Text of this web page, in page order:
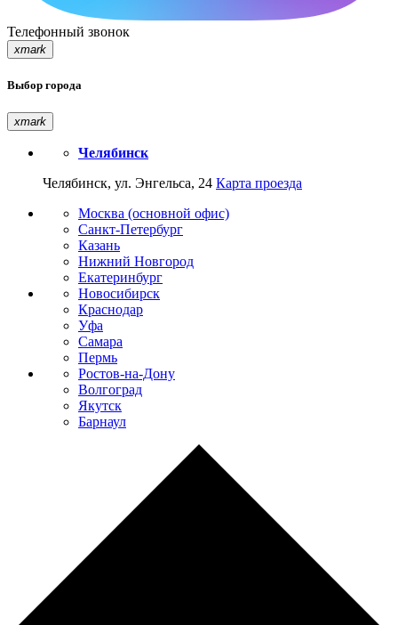
Телефонный звонок
xmark
Выбор города
xmark
Челябинск
Челябинск, ул. Энгельса, 24 Карта проезда
Москва (основной офис)
Санкт-Петербург
Казань
Нижний Новгород
Екатеринбург
Новосибирск
Краснодар
Уфа
Самара
Пермь
Ростов-на-Дону
Волгоград
Якутск
Барнаул